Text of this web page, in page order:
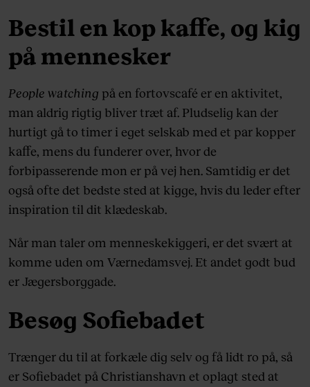
Bestil en kop kaffe, og kig
på mennesker
People watching på en fortovscafé er en aktivitet,
man aldrig rigtig bliver træt af. Pludselig kan der
hurtigt gå to timer i eget selskab med et par kopper
kaffe, mens du funderer over, hvor de
forbipasserende mon er på vej hen. Samtidig er det
også ofte det bedste sted at kigge, hvis du leder efter
inspiration til dit klædeskab.
Når man taler om menneskekiggeri, er det svært at
komme uden om Værnedamsvej. Et andet godt bud
er Jægersborggade.
Besøg Sofiebadet
Trænger du til at forkæle dig selv og få lidt ro på, så
er Sofiebadet på Christianshavn et oplagt sted at